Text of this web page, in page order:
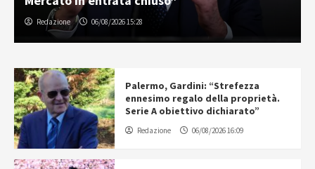
Redazione 06/08/2026 15:28
Palermo, Gardini: “Strefezza
ennesimo regalo della proprietà.
Serie A obiettivo dichiarato”
Redazione 06/08/2026 16:09